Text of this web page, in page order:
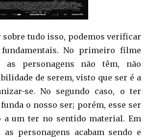
sobre tudo isso, podemos verificar
fundamentais. No primeiro filme
as personagens não têm, não
de serem, visto que ser é a
se. No segundo caso, o ter
o nosso ser; porém, esse ser
a um ter no sentido material. Em
personagens acabam sendo e